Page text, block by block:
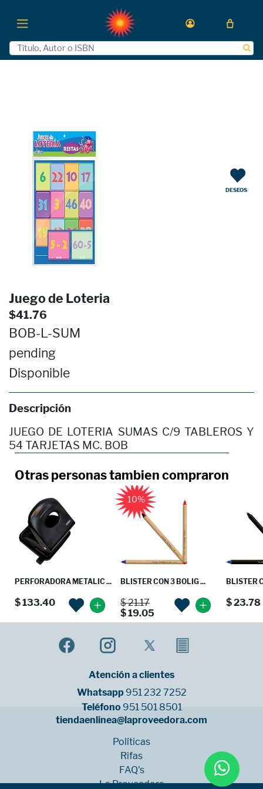
Juego de Loteria
$41.76
BOB-L-SUM
pending
Disponible
Descripción
DESEOS
JUEGO DE LOTERIA SUMAS C/9 TABLEROS Y
54 TARJETAS MC. BOB
Otras personas tambien compraron
PERFORADORA METALIC ...
$ 133.40
10%
BLISTER CON 3 BOLIG ...
$ 21.17
$ 19.05
BLISTER
$ 23.78
Atención a clientes
Whatsapp 951 232 7252
Teléfono 951 501 8501
tiendaenlinea@laproveedora.com
Políticas
Rifas
FAQ's
La Proveedora